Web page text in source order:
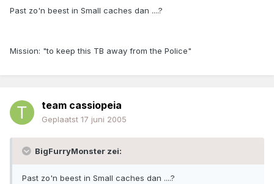
Past zo'n beest in Small caches dan ....?
Mission: "to keep this TB away from the Police"
team cassiopeia
Geplaatst 17 juni 2005
BigFurryMonster zei:
Past zo'n beest in Small caches dan ....?